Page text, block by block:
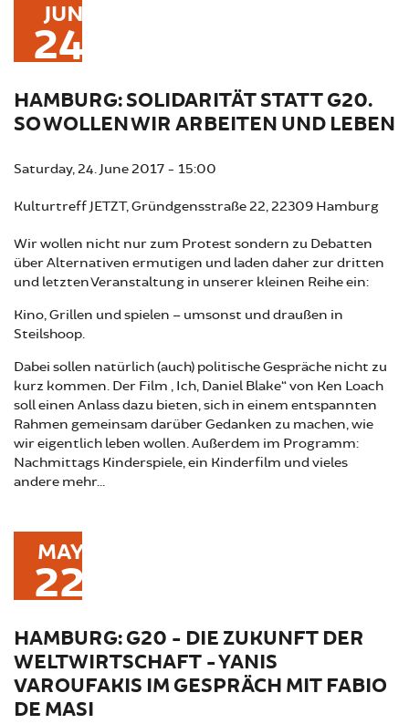
JUN
24
HAMBURG: SOLIDARITÄT STATT G20.
SO WOLLEN WIR ARBEITEN UND LEBEN
Saturday, 24. June 2017 - 15:00
Kulturtreff JETZT, Gründgensstraße 22, 22309 Hamburg
Wir wollen nicht nur zum Protest sondern zu Debatten
über Alternativen ermutigen und laden daher zur dritten
und letzten Veranstaltung in unserer kleinen Reihe ein:
Kino, Grillen und spielen – umsonst und draußen in
Steilshoop.
Dabei sollen natürlich (auch) politische Gespräche nicht zu
kurz kommen. Der Film „Ich, Daniel Blake“ von Ken Loach
soll einen Anlass dazu bieten, sich in einem entspannten
Rahmen gemeinsam darüber Gedanken zu machen, wie
wir eigentlich leben wollen. Außerdem im Programm:
Nachmittags Kinderspiele, ein Kinderfilm und vieles
andere mehr...
MAY
22
HAMBURG: G20 - DIE ZUKUNFT DER
WELTWIRTSCHAFT - YANIS
VAROUFAKIS IM GESPRÄCH MIT FABIO
DE MASI